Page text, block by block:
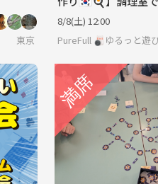
東京
分🏫.*
8/8(土) 12:00
PureFull 🎳ゆるっと遊